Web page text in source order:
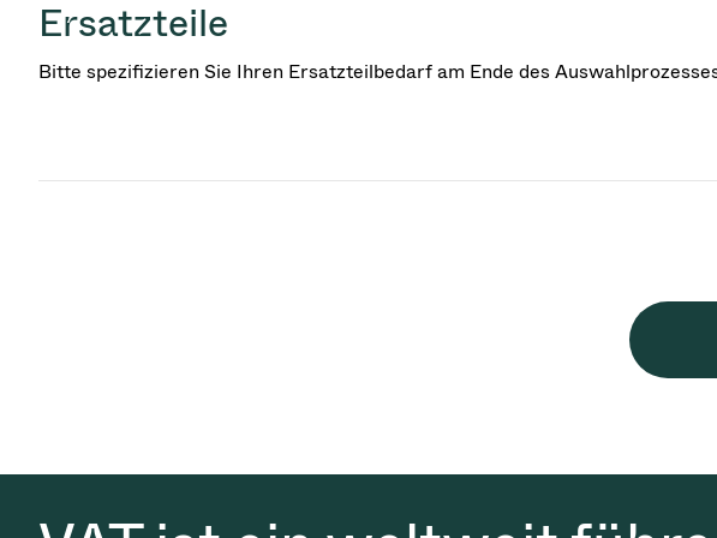
Ersatzteile
Bitte spezifizieren Sie Ihren Ersatzteilbedarf am Ende des